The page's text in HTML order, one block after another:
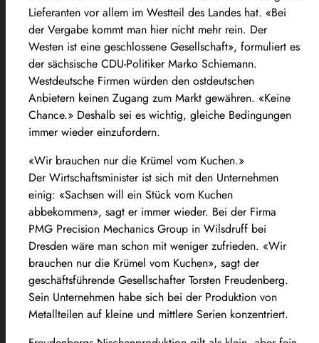
Lieferanten vor allem im Westteil des Landes hat. «Bei
der Vergabe kommt man hier nicht mehr rein. Der
Westen ist eine geschlossene Gesellschaft», formuliert es
der sächsische CDU-Politiker Marko Schiemann.
Westdeutsche Firmen würden den ostdeutschen
Anbietern keinen Zugang zum Markt gewähren. «Keine
Chance.» Deshalb sei es wichtig, gleiche Bedingungen
immer wieder einzufordern.
«Wir brauchen nur die Krümel vom Kuchen.»
Der Wirtschaftsminister ist sich mit den Unternehmen
einig: «Sachsen will ein Stück vom Kuchen
abbekommen», sagt er immer wieder. Bei der Firma
PMG Precision Mechanics Group in Wilsdruff bei
Dresden wäre man schon mit weniger zufrieden. «Wir
brauchen nur die Krümel vom Kuchen», sagt der
geschäftsführende Gesellschafter Torsten Freudenberg.
Sein Unternehmen habe sich bei der Produktion von
Metallteilen auf kleine und mittlere Serien konzentriert.